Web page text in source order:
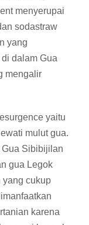
menyerupai
sodastraw
yang
dalam Gua
mengalir
yaitu
mulut gua.
Sibibijilan
gua Legok
yang cukup
karena